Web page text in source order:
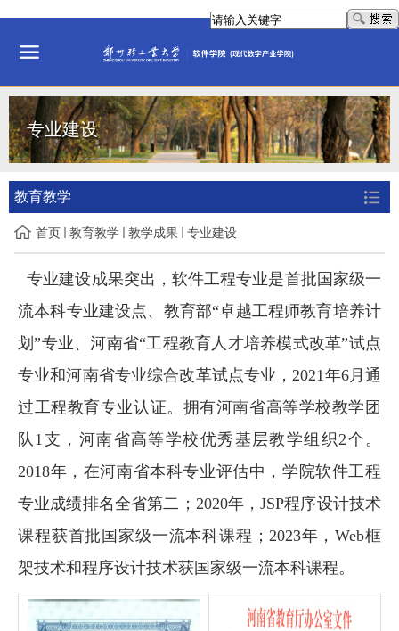
专业建设
教育教学
首页 教育教学 教学成果 专业建设
专业建设成果突出，软件工程专业是首批国家级一
流本科专业建设点、教育部“卓越工程师教育培养计
划”专业、河南省“工程教育人才培养模式改革”试点
专业和河南省专业综合改革试点专业，2021年6月通
过工程教育专业认证。拥有河南省高等学校教学团
队1支，河南省高等学校优秀基层教学组织2个。
2018年，在河南省本科专业评估中，学院软件工程
专业成绩排名全省第二；2020年，JSP程序设计技术
课程获首批国家级一流本科课程；2023年，Web框
架技术和程序设计技术获国家级一流本科课程。